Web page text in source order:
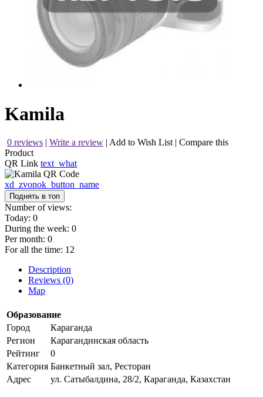
Kamila
0 reviews | Write a review | Add to Wish List | Compare this
Product
QR Link text_what
xd_zvonok_button_name
Поднять в топ
Number of views:
Today: 0
During the week: 0
Per month: 0
For all the time: 12
Description
Reviews (0)
Map
Образование
Город
Караганда
Регион
Карагандинская область
Рейтинг
0
Категория Банкетный зал, Ресторан
Адрес
ул. Сатыбалдина, 28/2, Караганда, Казахстан